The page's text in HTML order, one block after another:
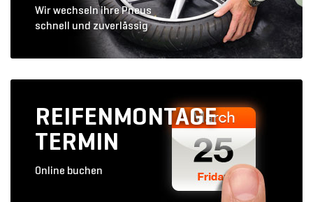
Wir wechseln ihre Pneus
schnell und zuverlässig
REIFENMONTAGE
TERMIN
Online buchen